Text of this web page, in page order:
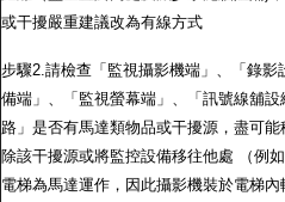
或干擾嚴重建議改為有線方式
步驟2.請檢查「監視攝影機端」、「錄影
備端」、「監視螢幕端」、「訊號線舖設
路」是否有馬達類物品或干擾源，盡可能
除該干擾源或將監控設備移往他處 （例如
電梯為馬達運作，因此攝影機裝於電梯內